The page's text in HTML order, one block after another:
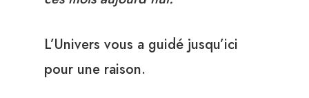
L’Univers vous a guidé jusqu’ici
pour une raison.